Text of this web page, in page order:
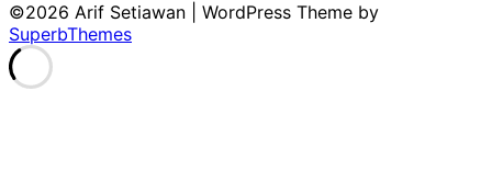
©2026 Arif Setiawan
| WordPress Theme by
SuperbThemes